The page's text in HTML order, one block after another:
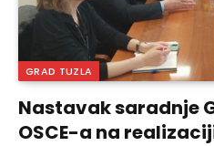
GRAD TUZLA
Nastavak saradnje
OSCE-a na